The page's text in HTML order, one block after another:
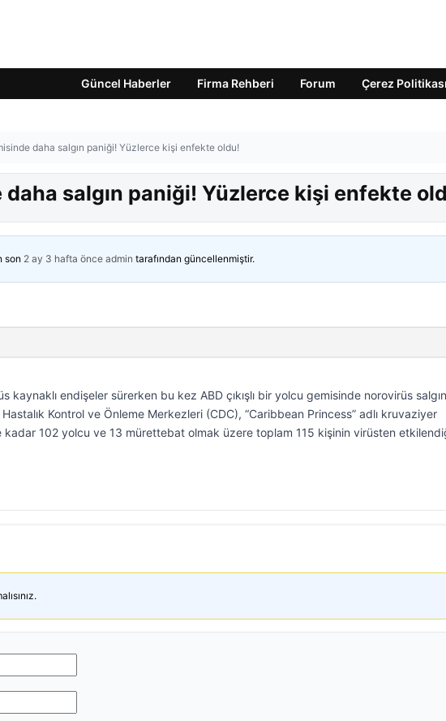
Güncel Haberler Firma Rehberi Forum Çerez Politikası
daha salgın paniği! Yüzlerce kişi enfekte oldu!
salgın paniği! Yüzlerce kişi enfekte
son 2 ay 3 hafta önce admin tarafından güncellenmiştir.
kaynaklı endişeler sürerken bu kez ABD çıkışlı bir yolcu gemisinde norovirüs
Hastalık Kontrol ve Önleme Merkezleri (CDC), “Caribbean Princess” adlı kruvaziyer
kadar 102 yolcu ve 13 mürettebat olmak üzere toplam 115 kişinin virüsten